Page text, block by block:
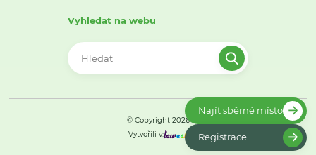
Vyhledat na webu
© Copyright 2026
Vytvořili v:
Najít sběrné místo
Registrace